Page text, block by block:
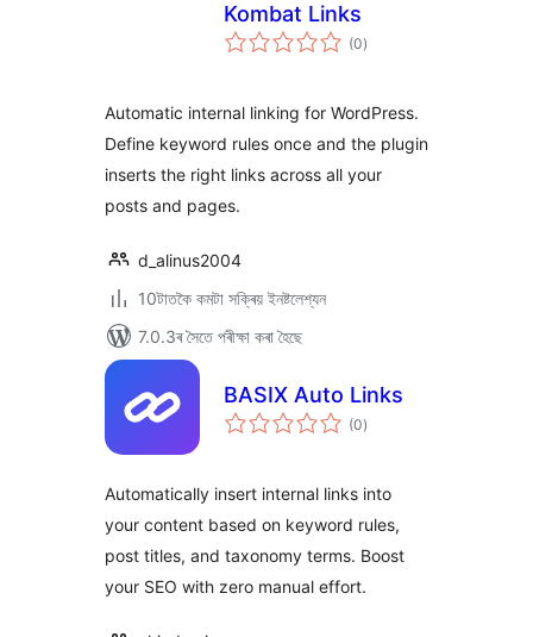
Kombat Links
(0টা
মুঠ)
Automatic internal linking for WordPress.
Define keyword rules once and the plugin
inserts the right links across all your
posts and pages.
d_alinus2004
10টাতকৈ কমটা সক্ৰিয় ইনষ্টলেশ্যন
7.0.3ৰ সৈতে পৰীক্ষা কৰা হৈছে
BASIX Auto Links
(0টা
মুঠ)
Automatically insert internal links into
your content based on keyword rules,
post titles, and taxonomy terms. Boost
your SEO with zero manual effort.